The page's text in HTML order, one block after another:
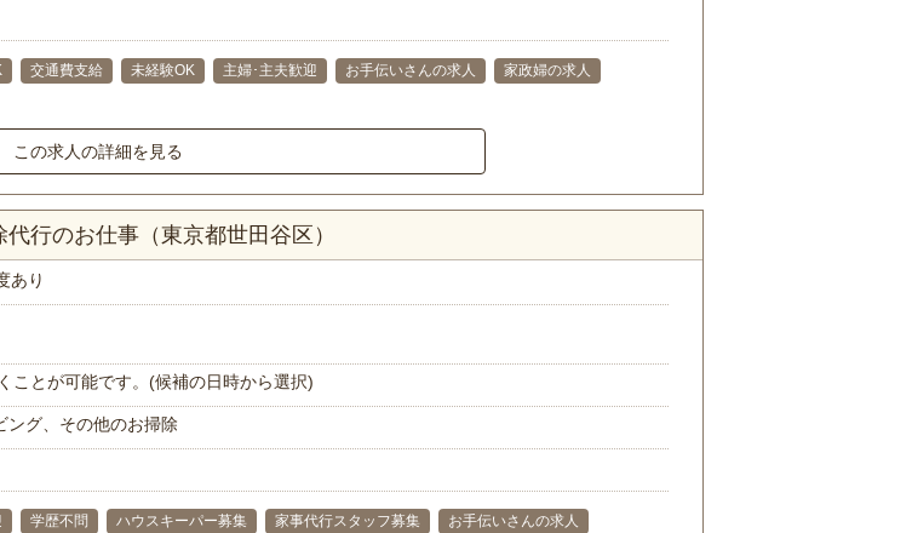
交通費支給 未経験OK 主婦･主夫歓迎 お手伝いさんの求人
家政婦の求人
この求人の詳細を見る
行のお仕事（東京都世田谷区）
あり
ことが可能です。(候補の日時から選択)
ング、その他のお掃除
学歴不問 ハウスキーパー募集 家事代行スタッフ募集
お手伝いさんの求人